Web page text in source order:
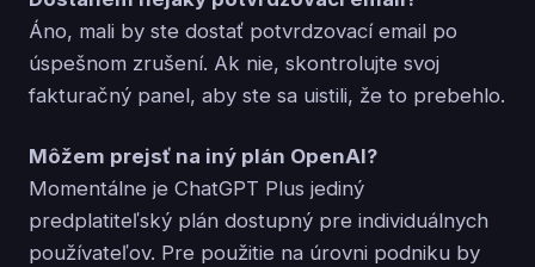
Áno, mali by ste dostať potvrdzovací email po
úspešnom zrušení. Ak nie, skontrolujte svoj
fakturačný panel, aby ste sa uistili, že to prebehlo.
Môžem prejsť na iný plán OpenAI?
Momentálne je ChatGPT Plus jediný
predplatiteľský plán dostupný pre individuálnych
používateľov. Pre použitie na úrovni podniku by